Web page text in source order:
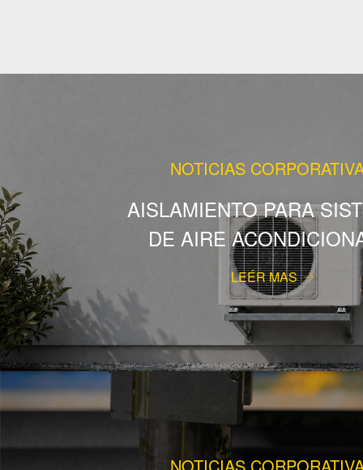
NOTICIAS
AISLAMIENTO PARA
DE AIRE
LEÉR MAS